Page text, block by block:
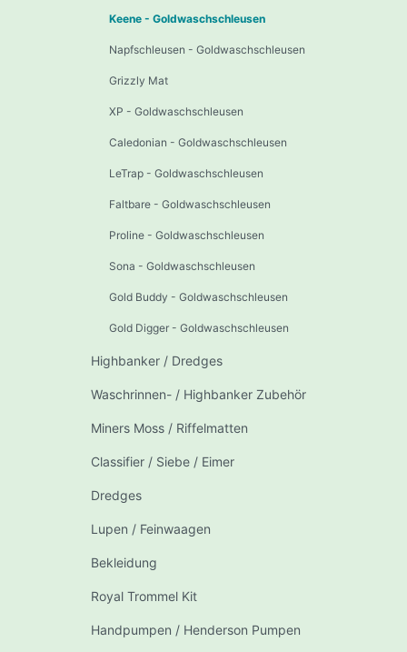
Keene - Goldwaschschleusen
Napfschleusen - Goldwaschschleusen
Grizzly Mat
XP - Goldwaschschleusen
Caledonian - Goldwaschschleusen
LeTrap - Goldwaschschleusen
Faltbare - Goldwaschschleusen
Proline - Goldwaschschleusen
Sona - Goldwaschschleusen
Gold Buddy - Goldwaschschleusen
Gold Digger - Goldwaschschleusen
Highbanker / Dredges
Waschrinnen- / Highbanker Zubehör
Miners Moss / Riffelmatten
Classifier / Siebe / Eimer
Dredges
Lupen / Feinwaagen
Bekleidung
Royal Trommel Kit
Handpumpen / Henderson Pumpen